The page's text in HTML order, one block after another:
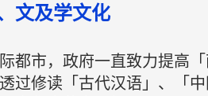
文及学文化
都市，政府一直致力提高
过修读「古代汉语」、「